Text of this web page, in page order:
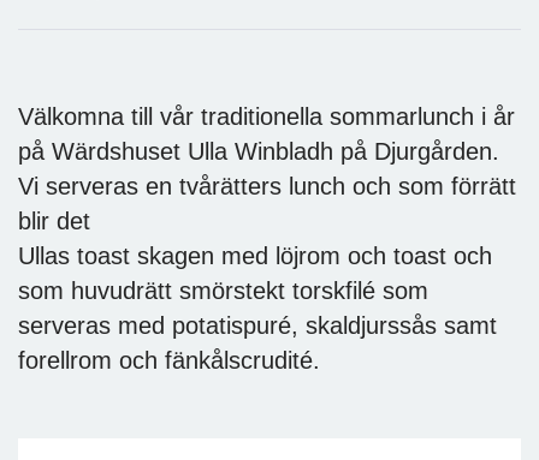
Välkomna till vår traditionella sommarlunch i år
på Wärdshuset Ulla Winbladh på Djurgården.
Vi serveras en tvårätters lunch och som förrätt
blir det
Ullas toast skagen med löjrom och toast och
som huvudrätt smörstekt torskfilé som
serveras med potatispuré, skaldjurssås samt
forellrom och fänkålscrudité.